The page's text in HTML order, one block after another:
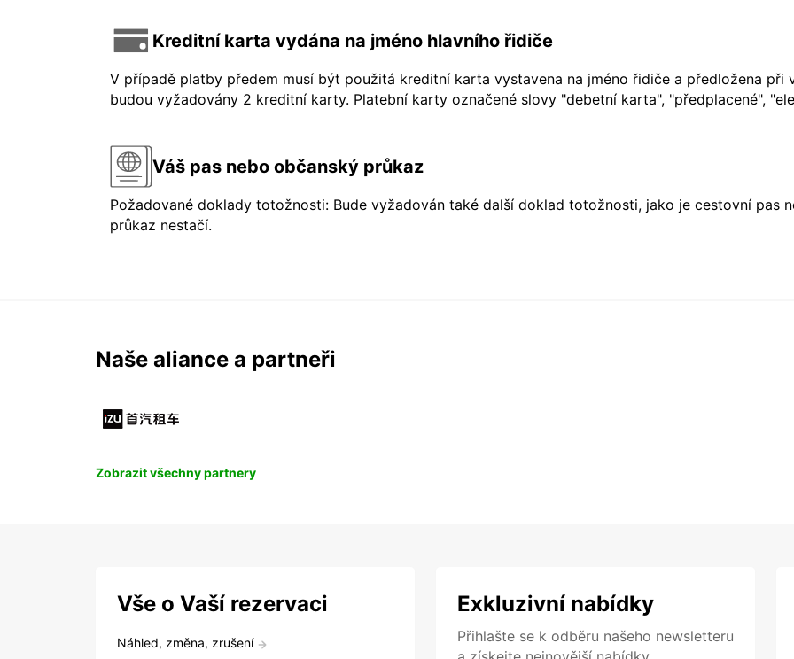
Kreditní karta vydána na jméno hlavního řidiče
V případě platby předem musí být použitá kreditní karta vystavena na jméno řidiče a předložena při
budou vyžadovány 2 kreditní karty. Platební karty označené slovy "debetní karta", "předplacené",
Váš pas nebo občanský průkaz
Požadované doklady totožnosti: Bude vyžadován také další doklad totožnosti, jako je cestovní pas
průkaz nestačí.
Naše aliance a partneři
Zobrazit všechny partnery
Vše o Vaší rezervaci
Náhled, změna, zrušení
Exkluzivní nabídky
Přihlašte se k odběru našeho newsletteru